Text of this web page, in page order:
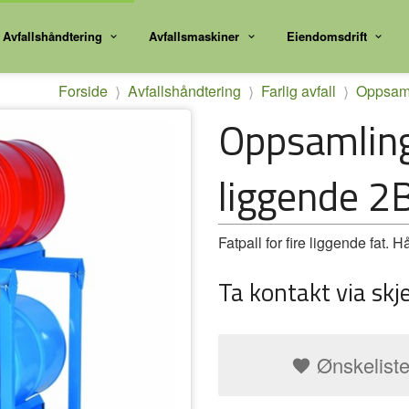
Avfallshåndtering Avfallsmaskiner Eiendomsdrift
Forside Avfallshåndtering Farlig avfall
liggende
Fatpall for fire liggende fat.
Ta kontakt via
Ønskeliste